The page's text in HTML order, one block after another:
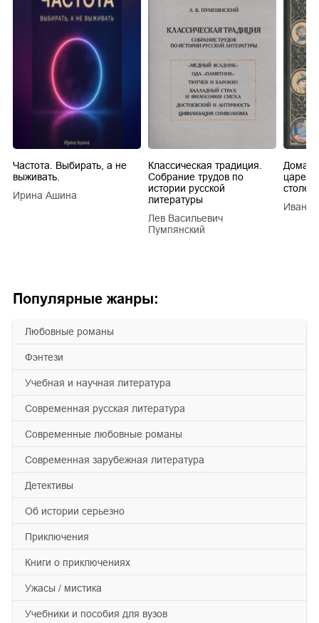
Популярные жанры:
любовные романы
фэнтези
учебная и научная литература
современная русская литература
современные любовные романы
современная зарубежная литература
детективы
об истории серьезно
приключения
книги о приключениях
ужасы / мистика
учебники и пособия для вузов
Частота. Выбирать, а не
выживать.
Ирина Ашина
Классическая традиция.
Собрание трудов по
истории русской
литературы
Лев Васильевич
Пумпянский
царей
Иван